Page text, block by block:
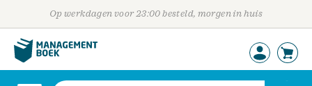
Op werkdagen voor 23:00 besteld, morgen in huis